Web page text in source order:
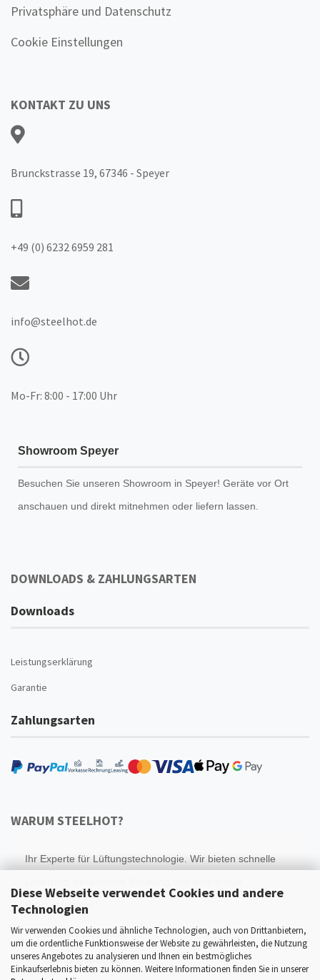
Diese Webseite verwendet Cookies und andere
Technologien
Wir verwenden Cookies und ähnliche Technologien, auch von Drittanbietern,
um die ordentliche Funktionsweise der Website zu gewährleisten, die Nutzung
unseres Angebotes zu analysieren und Ihnen ein bestmögliches
Einkaufserlebnis bieten zu können. Weitere Informationen finden Sie in unserer
Privatsphäre und Datenschutz
Cookie Einstellungen
KONTAKT ZU UNS
Brunckstrasse 19, 67346 - Speyer
+49 (0) 6232 6959 281
info@steelhot.de
Mo-Fr: 8:00 - 17:00 Uhr
Showroom Speyer
Besuchen Sie unseren Showroom in Speyer! Geräte vor Ort
anschauen und direkt mitnehmen oder liefern lassen.
DOWNLOADS & ZAHLUNGSARTEN
Downloads
Leistungserklärung
Garantie
Zahlungsarten
WARUM STEELHOT?
Ihr Experte für Lüftungstechnologie. Wir bieten schnelle
Produktauswahl.
Schnelle Lieferung
Top Kundenservice